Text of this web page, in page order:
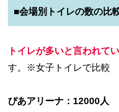
■会場別トイレの数の比
トイレが多いと言われて
す。※女子トイレで比較
ぴあアリーナ：12000人